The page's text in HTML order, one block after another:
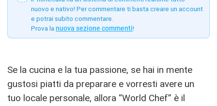
nuovo e nativo! Per commentare ti basta creare un account
e potrai subito commentare.
Prova la nuova sezione commenti!
Se la cucina e la tua passione, se hai in mente
gustosi piatti da preparare e vorresti avere un
tuo locale personale, allora “World Chef” è il